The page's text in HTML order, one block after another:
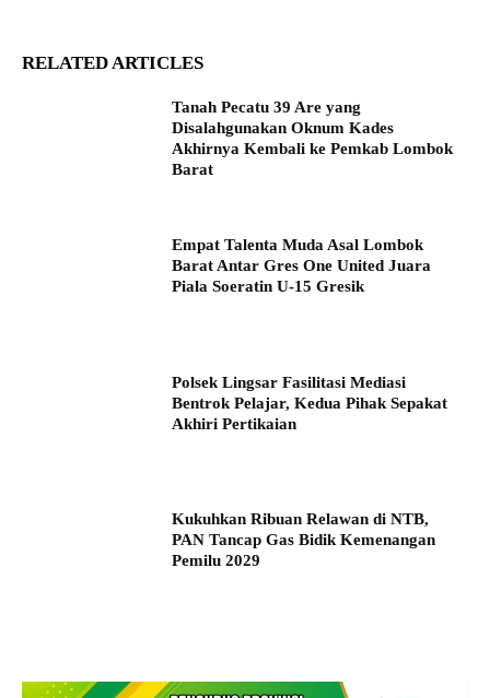
RELATED ARTICLES
Tanah Pecatu 39 Are yang
Disalahgunakan Oknum Kades
Akhirnya Kembali ke Pemkab Lombok
Barat
Empat Talenta Muda Asal Lombok
Barat Antar Gres One United Juara
Piala Soeratin U-15 Gresik
Polsek Lingsar Fasilitasi Mediasi
Bentrok Pelajar, Kedua Pihak Sepakat
Akhiri Pertikaian
Kukuhkan Ribuan Relawan di NTB,
PAN Tancap Gas Bidik Kemenangan
Pemilu 2029